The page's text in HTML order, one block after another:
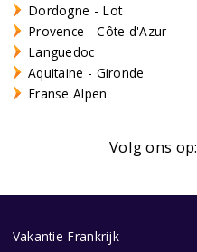
Dordogne - Lot
Provence - Côte d'Azur
Languedoc
Aquitaine - Gironde
Franse Alpen
Volg ons op:
Vakantie Frankrijk